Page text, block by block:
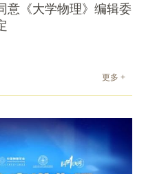
意《大学物理》编辑委
更多 +